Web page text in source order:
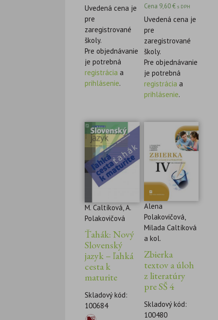
Uvedená cena je
pre
zaregistrované
školy.
Pre objednávanie
je potrebná
registrácia a
prihlásenie.
Cena 9,60€ s DPH
Uvedená cena je
pre
zaregistrované
školy.
Pre objednávanie
je potrebná
registrácia a
prihlásenie.
M. Caltíková, A.
Polakovičová
Ťahák: Nový
Slovenský
jazyk – ľahká
cesta k
maturite
Skladový kód:
100684
Alena
Polakovičová,
Milada Caltíková
a kol.
Zbierka
textov a úloh
z literatúry
pre SŠ 4
Skladový kód:
100480